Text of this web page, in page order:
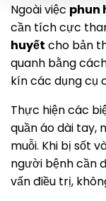
Ngoài việc phun
cần tích cực
huyết cho bản
quanh bằng
kín các dụng cụ
Thực hiện các
quần áo dài tay,
muỗi. Khi bị sốt
người bệnh cần
vấn điều trị,